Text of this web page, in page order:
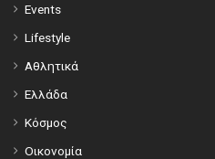
Events
Lifestyle
Αθλητικά
Ελλάδα
Κόσμος
Οικονομία